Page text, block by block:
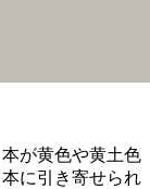
が黄色や黄土色
に引き寄せられ